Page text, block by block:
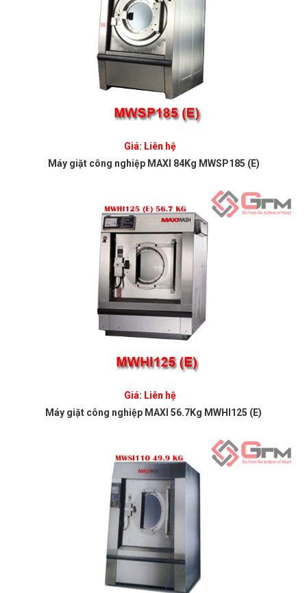
Giá: Liên hệ
Máy giặt công nghiệp MAXI 84Kg MWSP185 (E)
Giá: Liên hệ
Máy giặt công nghiệp MAXI 56.7Kg MWHI125 (E)